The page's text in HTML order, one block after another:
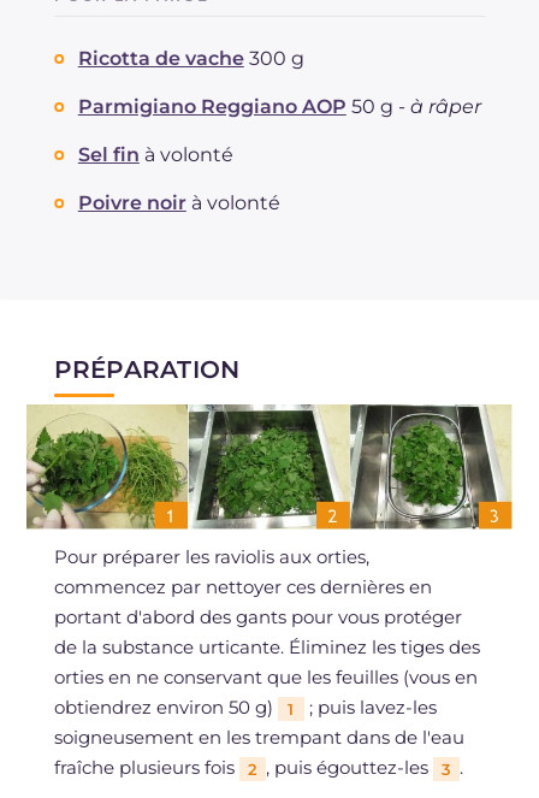
Ricotta de vache 300 g
Parmigiano Reggiano AOP 50 g - à râper
Sel fin à volonté
Poivre noir à volonté
PRÉPARATION
Pour préparer les raviolis aux orties,
commencez par nettoyer ces dernières en
portant d'abord des gants pour vous protéger
de la substance urticante. Éliminez les tiges des
orties en ne conservant que les feuilles (vous en
obtiendrez environ 50 g)
1
; puis lavez-les
soigneusement en les trempant dans de l'eau
fraîche plusieurs fois
2 , puis égouttez-les 3 .